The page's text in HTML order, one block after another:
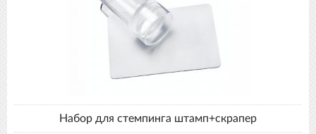
Набор для стемпинга штамп+скрапер